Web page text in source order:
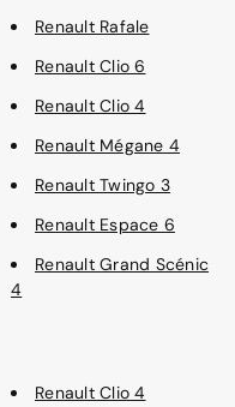
Renault Rafale
Renault Clio 6
Renault Clio 4
Renault Mégane 4
Renault Twingo 3
Renault Espace 6
Renault Grand Scénic
4
Renault Clio 4